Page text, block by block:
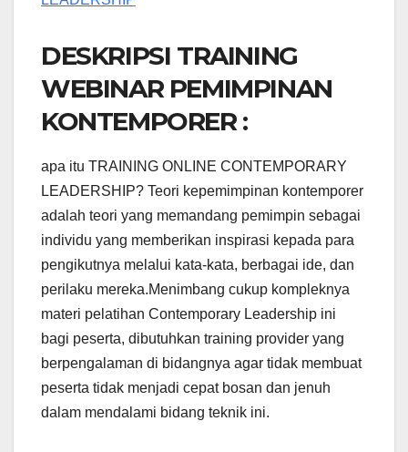
DESKRIPSI TRAINING
WEBINAR PEMIMPINAN
KONTEMPORER :
apa itu TRAINING ONLINE CONTEMPORARY
LEADERSHIP? Teori kepemimpinan kontemporer
adalah teori yang memandang pemimpin sebagai
individu yang memberikan inspirasi kepada para
pengikutnya melalui kata-kata, berbagai ide, dan
perilaku mereka.Menimbang cukup kompleknya
materi pelatihan Contemporary Leadership ini
bagi peserta, dibutuhkan training provider yang
berpengalaman di bidangnya agar tidak membuat
peserta tidak menjadi cepat bosan dan jenuh
dalam mendalami bidang teknik ini.